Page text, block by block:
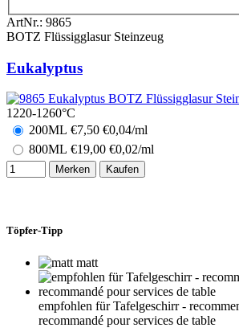
ArtNr.: 9865
BOTZ Flüssigglasur Steinzeug
Eukalyptus
1220-1260°C
200ML €7,50 €0,04/ml
800ML €19,00 €0,02/ml
Merken Kaufen
Töpfer-Tipp
matt
empfohlen für Tafelgeschirr -
recommandé pour services de table